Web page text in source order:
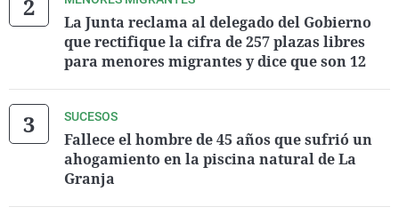
La Junta reclama al delegado del Gobierno
que rectifique la cifra de 257 plazas libres
para menores migrantes y dice que son 12
SUCESOS
Fallece el hombre de 45 años que sufrió un
ahogamiento en la piscina natural de La
Granja